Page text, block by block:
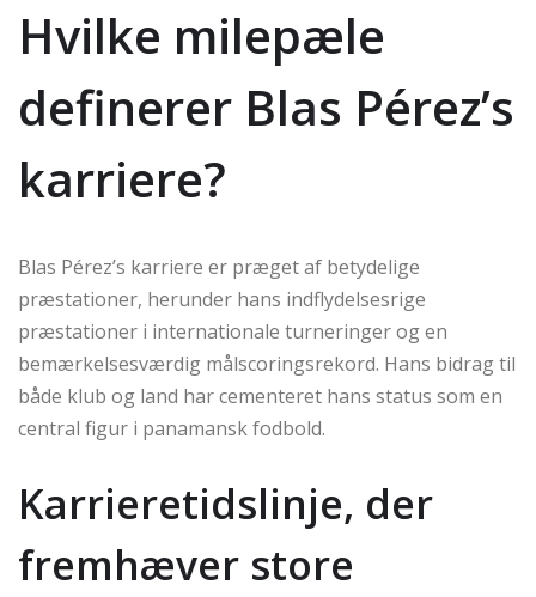
Hvilke milepæle
definerer Blas Pérez’s
karriere?
Blas Pérez’s karriere er præget af betydelige
præstationer, herunder hans indflydelsesrige
præstationer i internationale turneringer og en
bemærkelsesværdig målscoringsrekord. Hans bidrag til
både klub og land har cementeret hans status som en
central figur i panamansk fodbold.
Karrieretidslinje, der
fremhæver store